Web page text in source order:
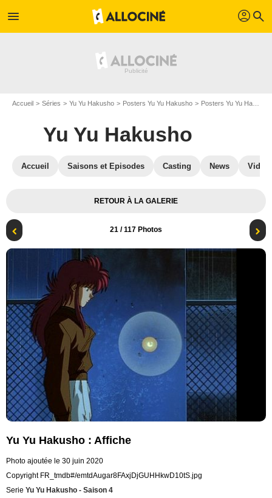
menu profil search
Accueil Séries Yu Yu Hakusho Posters Yu Yu Hakusho Posters Yu Yu Hakusho S04
Yu Yu Hakusho
Accueil Saisons et Episodes Casting News
RETOUR À LA GALERIE
21 / 117 Photos
Yu Yu Hakusho : Affiche
Photo ajoutée le 30 juin 2020
Copyright FR_tmdb#/emtdAugar8FAxjDjGUHHkwD10tS.jpg
Serie Yu Yu Hakusho - Saison 4